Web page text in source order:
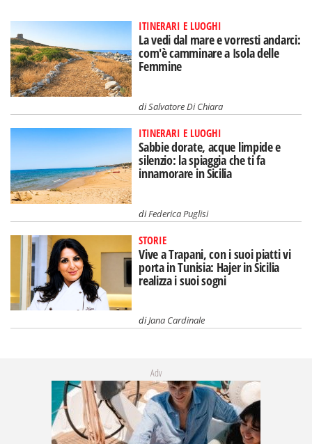
ITINERARI E LUOGHI
La vedi dal mare e vorresti andarci:
com'è camminare a Isola delle
Femmine
diSalvatore Di Chiara
ITINERARI E LUOGHI
Sabbie dorate, acque limpide e
silenzio: la spiaggia che ti fa
innamorare in Sicilia
diFederica Puglisi
STORIE
Vive a Trapani, con i suoi piatti vi
porta in Tunisia: Hajer in Sicilia
realizza i suoi sogni
diJana Cardinale
Adv